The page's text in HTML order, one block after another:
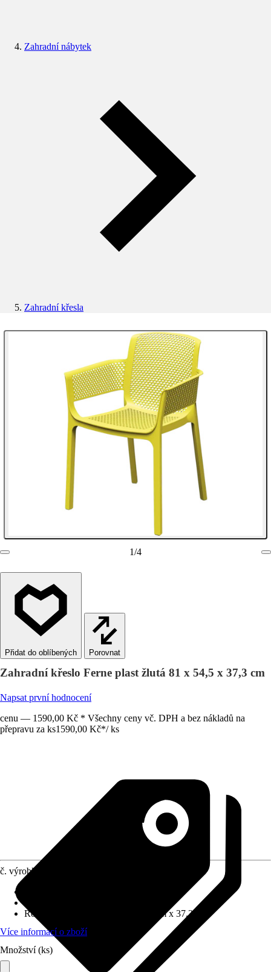
Zahradní nábytek
Zahradní křesla
1/4
Porovnat
Zahradní křeslo Ferne plast žlutá 81 x 54,5 x 37,3 cm
Napsat první hodnocení
cenu — 1590,00 Kč * Všechny ceny vč. DPH a bez nákladů na
přepravu za ks1590,00 Kč*/ ks
č. výrobku
Rozměry (ŠxVxH)
54.5 cm x 81 cm x 37.3 cm
Více informací o zboží
Množství (ks)